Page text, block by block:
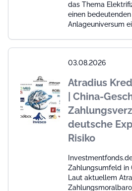
das Thema
einen
Anlageuniversum
03.08.2026
Atradius
| China-
deutsche
Risiko
Zahlungsumfeld in
Laut aktuellem